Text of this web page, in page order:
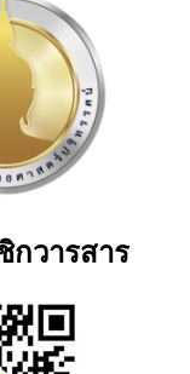
กวารสาร